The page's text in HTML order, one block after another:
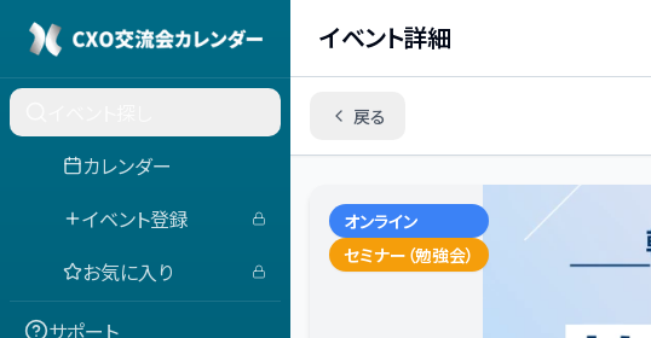
カレンダー
イベント登録
お気に入り
サポート
イベント詳細
戻る
オンライン
セミナー（勉強会）